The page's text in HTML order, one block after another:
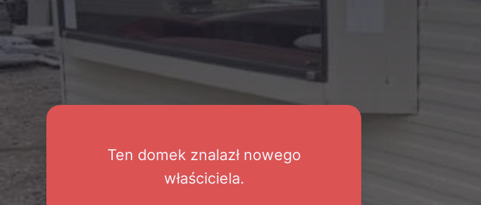
Ten domek znalazł nowego
właściciela.